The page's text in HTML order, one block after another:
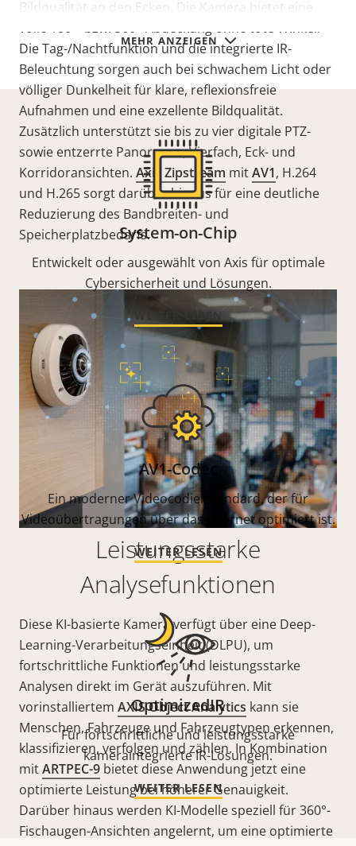
MEHR ANZEIGEN
Bildqualität an den Ecken. Die Kamera bietet eine
volle 180°- bzw. 360°-Abdeckung ohne tote Winkel.
Die Tag-/Nachtfunktion und die integrierte IR-
Beleuchtung sorgen auch bei schwachem Licht oder
völliger Dunkelheit für klare, reflexionsfreie
Aufnahmen und eine exzellente Bildqualität.
Zusätzlich unterstützt sie bis zu vier digitale PTZ-
sowie entzerrte Panorama-, Vierfach, Eck- und
Korridoransichten. Axis Zipstream mitAV1, H.264
und H.265 sorgt darüber hinaus für eine deutliche
Reduzierung des Bandbreiten- und
Speicherplatzbedarfs.
Leistungsstarke
Analysefunktionen
Diese KI-basierte Kamera verfügt über eine Deep-
Learning-Verarbeitungseinheit (DLPU), um
fortschrittliche Funktionen und leistungsstarke
Analysen direkt im Gerät auszuführen. Mit
vorinstalliertem AXIS Object Analytics kann sie
Menschen, Fahrzeuge und Fahrzeugtypen erkennen,
klassifizieren, verfolgen und zählen. In Kombination
mitARTPEC-9 bietet diese Anwendung jetzt eine
optimierte Leistung bei höherer Genauigkeit.
Darüber hinaus werden KI-Modelle speziell für 360°-
Fischaugen-Ansichten angelernt, um eine optimierte
System-on-Chip
Entwickelt oder ausgewählt von Axis für optimale
Cybersicherheit und Lösungen.
WEITER LESEN
AV1-Codec
Ein moderner Videocodierstandard, der für
Videoübertragungen über das Internet optimiert ist.
WEITER LESEN
OptimizedIR
Für fortschrittliche und leistungsstarke
kameraintegrierte IR-Lösungen.
WEITER LESEN